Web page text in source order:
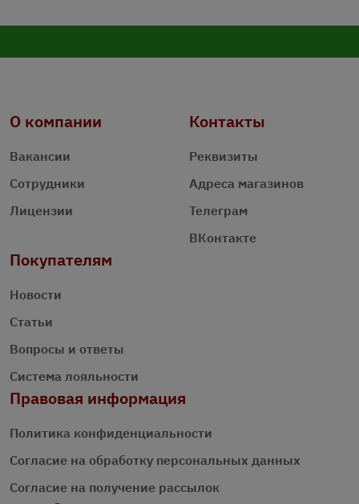
О компании
Вакансии
Сотрудники
Лицензии
Контакты
Реквизиты
Адреса магазинов
Телеграм
ВКонтакте
Покупателям
Новости
Статьи
Вопросы и ответы
Система лояльности
Правовая информация
Политика конфиденциальности
Согласие на обработку персональных данных
Согласие на получение рассылок